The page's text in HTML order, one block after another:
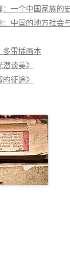
一个中国家族的
：中国的地方社会
多雷插画本
谈美》
征途》